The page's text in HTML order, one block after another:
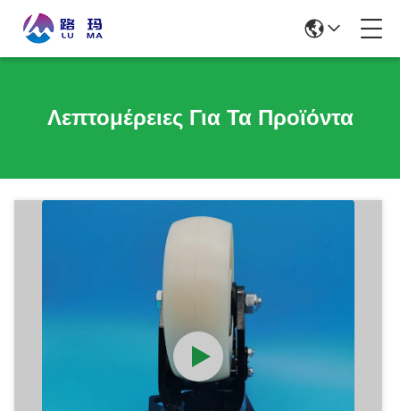
Λεπτομέρειες Για Τα Προϊόντα